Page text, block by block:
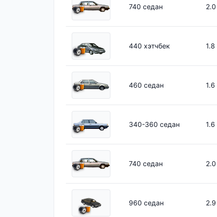
740 седан
440 хэтчбек 1.8
460 седан 1.6
340-360 седан 1.6
740 седан 2.0
960 седан 2.9